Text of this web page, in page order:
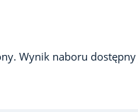
Wynik naboru